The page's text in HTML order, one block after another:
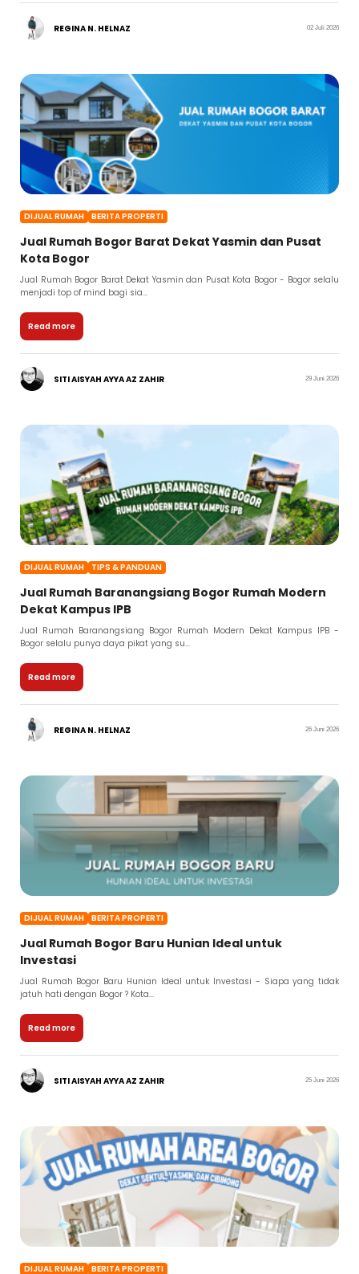
REGINA N. HELNAZ 02 Juli 2026
DIJUAL RUMAH BERITA PROPERTI
Jual Rumah Bogor Barat Dekat Yasmin dan Pusat
Kota Bogor
Jual Rumah Bogor Barat Dekat Yasmin dan Pusat Kota Bogor - Bogor selalu
menjadi top of mind bagi sia...
Read more
SITI AISYAH AYYA AZ ZAHIR 29 Juni 2026
DIJUAL RUMAH TIPS & PANDUAN
Jual Rumah Baranangsiang Bogor Rumah Modern
Dekat Kampus IPB
Jual Rumah Baranangsiang Bogor Rumah Modern Dekat Kampus IPB -
Bogor selalu punya daya pikat yang su...
Read more
REGINA N. HELNAZ 26 Juni 2026
DIJUAL RUMAH BERITA PROPERTI
Jual Rumah Bogor Baru Hunian Ideal untuk
Investasi
Jual Rumah Bogor Baru Hunian Ideal untuk Investasi - Siapa yang tidak
jatuh hati dengan Bogor ? Kota...
Read more
SITI AISYAH AYYA AZ ZAHIR 25 Juni 2026
DIJUAL RUMAH BERITA PROPERTI